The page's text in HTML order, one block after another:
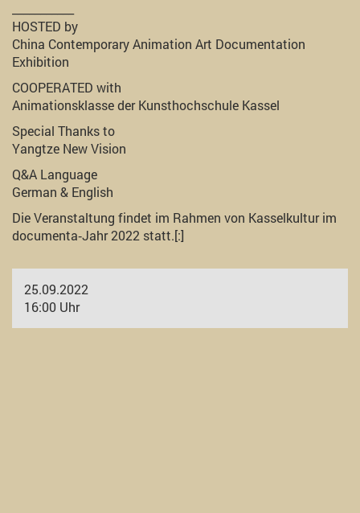
HOSTED by
China Contemporary Animation Art Documentation
Exhibition
COOPERATED with
Animationsklasse der Kunsthochschule Kassel
Special Thanks to
Yangtze New Vision
Q&A Language
German & English
Die Veranstaltung findet im Rahmen von Kasselkultur im
documenta‐Jahr 2022 statt.[:]
25.09.2022
16:00 Uhr